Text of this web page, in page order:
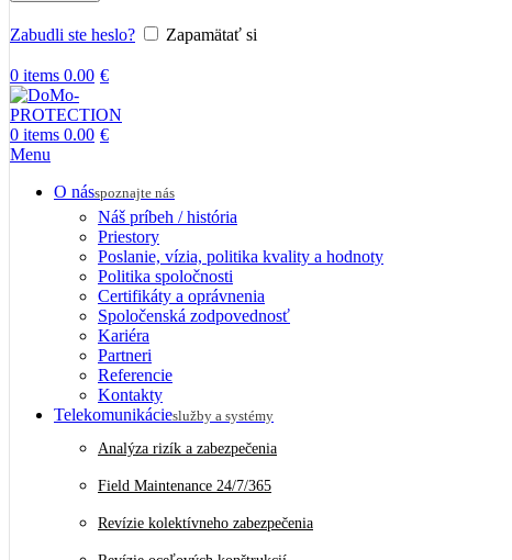
Zabudli ste heslo? Zapamätať si
0 items 0.00 €
0 items 0.00 €
Menu
O násspoznajte nás
Náš príbeh / história
Priestory
Poslanie, vízia, politika kvality a hodnoty
Politika spoločnosti
Certifikáty a oprávnenia
Spoločenská zodpovednosť
Kariéra
Partneri
Referencie
Kontakty
Telekomunikácieslužby a systémy
Analýza rizík a zabezpečenia
Field Maintenance 24/7/365
Revízie kolektívneho zabezpečenia